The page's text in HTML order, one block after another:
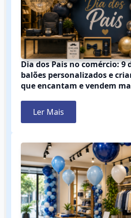
Dia dos Pais no comércio: 9
balões personalizados e
que encantam e vendem
Ler Mais